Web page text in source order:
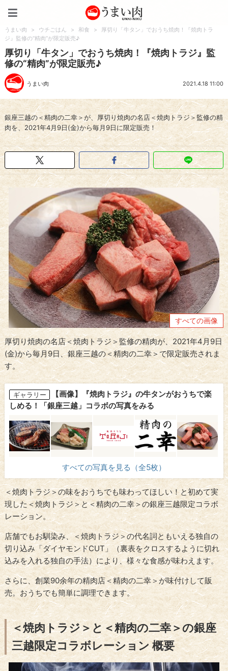
うまい肉 > ウチごはん > 和食 >
厚切り「牛タン」でおうち焼肉！『焼肉トラ
ジ』監修の“精肉”が限定販売♪
厚切り「牛タン」でおうち焼肉！『焼肉トラジ』監
修の“精肉”が限定販売♪
うまい肉 2021.4.18 11:00
銀座三越の＜精肉の二幸＞が、厚切り焼肉の名店＜焼肉トラジ＞監修の精
肉を、2021年4月9日(金)から毎月9日に限定販売！
すべての画像
厚切り焼肉の名店＜焼肉トラジ＞監修の精肉が、2021年4月9日
(金)から毎月9日、銀座三越の＜精肉の二幸＞で限定販売されま
す。
ギャラリー
【画像】『焼肉トラジ』の牛タンがおうちで楽
しめる！「銀座三越」コラボの写真をみる
すべての写真を見る（全5枚）
＜焼肉トラジ＞の味をおうちでも味わってほしい！と初めて実
現した＜焼肉トラジ＞と＜精肉の二幸＞の銀座三越限定コラボ
レーション。
店舗でもお馴染み、＜焼肉トラジ＞の代名詞ともいえる独自の
切り込み「ダイヤモンドCUT」（裏表をクロスするように切れ
込みを入れる独自の手法）により、様々な食感が味わえます。
さらに、創業90余年の精肉店＜精肉の二幸＞が味付けして販
売。おうちでも簡単に調理できます。
＜焼肉トラジ＞と＜精肉の二幸＞の銀座
三越限定コラボレーション 概要